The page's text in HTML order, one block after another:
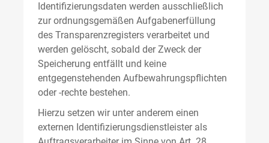
Identifizierungsdaten werden ausschließlich
zur ordnungsgemäßen Aufgabenerfüllung
des Transparenzregisters verarbeitet und
werden gelöscht, sobald der Zweck der
Speicherung entfällt und keine
entgegenstehenden Aufbewahrungspflichten
oder -rechte bestehen.
Hierzu setzen wir unter anderem einen
externen Identifizierungsdienstleister als